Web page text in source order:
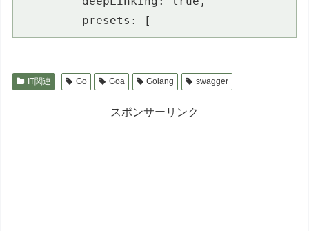
         presets: [
IT関連 Go Goa Golang swagger
スポンサーリンク